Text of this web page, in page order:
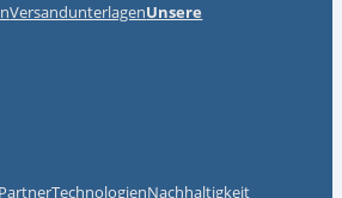
VersandunterlagenUnsere
PartnerTechnologienNachhaltigkeit